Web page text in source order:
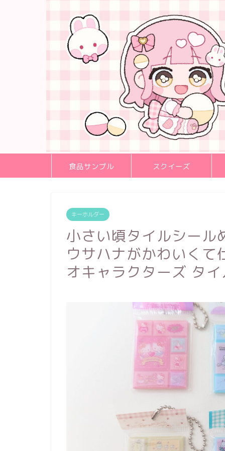
食品サンプル スクイーズ
キーホルダー
小さい頃タイルシール
ウサハナがかわいくて
オキャラクターズ タ